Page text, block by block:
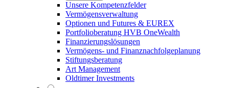
Unsere Kompetenzfelder
Vermögensverwaltung
Optionen und Futures & EUREX
Portfolioberatung HVB OneWealth
Finanzierungslösungen
Vermögens- und Finanznachfolgeplanung
Stiftungsberatung
Art Management
Oldtimer Investments